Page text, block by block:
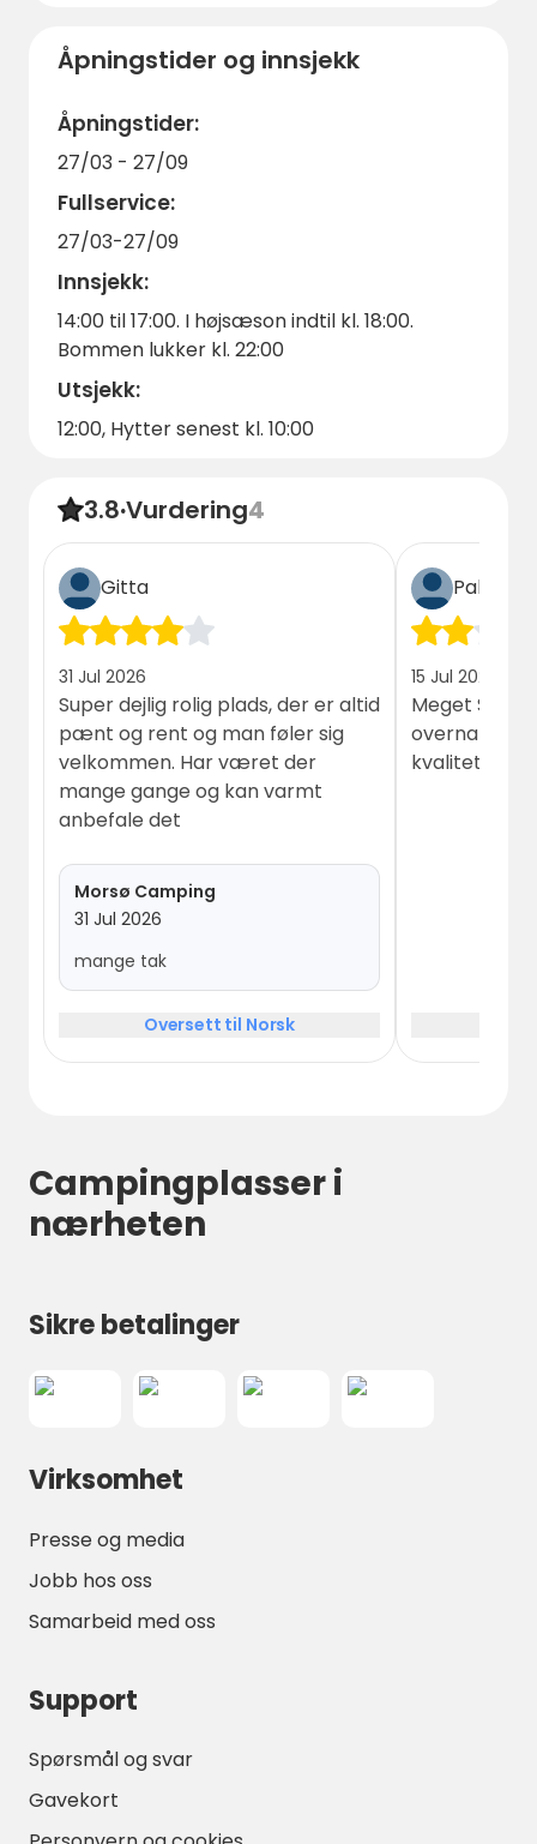
velkommen, og sørger for at dine firbeinte
følgesvenner kan bli med på
campingeventyret. I tillegg tilbyr
campingplassen Wi-Fi-tilkobling, slik at du
kan holde kontakten med dine kjære og
dele dine minneverdige opplevelser.
Forbered deg på en uforglemmelig
campingopplevelse på Morsø Camping og
bestill oppholdet ditt i dag!
Åpningstider og innsjekk
Åpningstider:
27/03 - 27/09
Fullservice:
27/03-27/09
Innsjekk:
14:00 til 17:00. I højsæson indtil kl. 18:00.
Bommen lukker kl. 22:00
Utsjekk:
12:00, Hytter senest kl. 10:00
3.8·Vurdering4
Gitta
31 Jul 2026
Super dejlig rolig plads, der er altid
pænt og rent og man føler sig
velkommen. Har været der
mange gange og kan varmt
anbefale det
Morsø Camping
31 Jul 2026
mange tak
Oversett til Norsk
Palle
15 Jul 2026
Meget Slidt
overnatning.
kvalitet 😔
Campingplasser i
nærheten
Sikre betalinger
Virksomhet
Presse og media
Jobb hos oss
Samarbeid med oss
Support
Spørsmål og svar
Gavekort